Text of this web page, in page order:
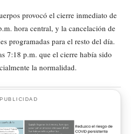
provocó el cierre inmediato de
hora central, y la cancelación de
programadas para el resto del día.
7:18 p.m. que el cierre había sido
la normalidad.
PUBLICIDAD